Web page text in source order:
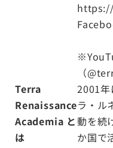
（
Terra
Renaissance
Academia と
は
2001年
ラ・ル
動を続
か国で